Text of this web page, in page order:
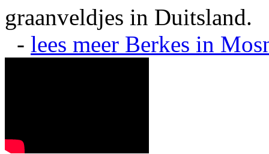
graanveldjes in Duitsland.
- lees meer Berkes in